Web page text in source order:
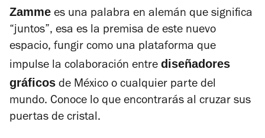
Zamme es una palabra en alemán que significa
“juntos”, esa es la premisa de este nuevo
espacio, fungir como una plataforma que
impulse la colaboración entre diseñadores
gráficos de México o cualquier parte del
mundo. Conoce lo que encontrarás al cruzar sus
puertas de cristal.